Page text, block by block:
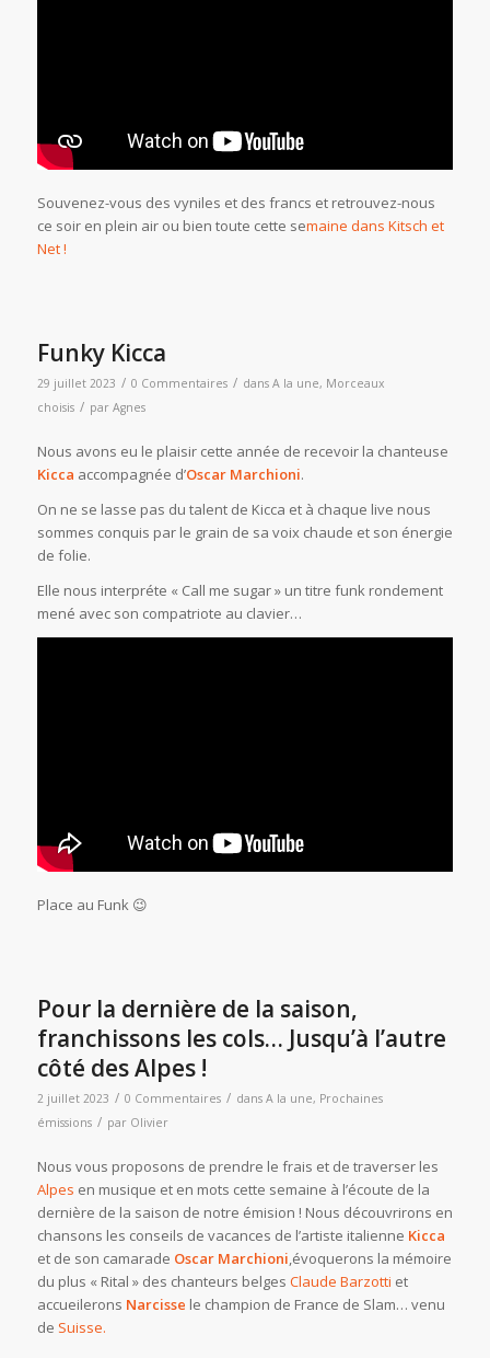
Souvenez-vous des vyniles et des francs et retrouvez-nous
ce soir en plein air ou bien toute cette semaine dans Kitsch et
Net !
Funky Kicca
29 juillet 2023 / 0 Commentaires / dans A la une, Morceaux
choisis / par Agnes
Nous avons eu le plaisir cette année de recevoir la chanteuse
Kicca accompagnée d’Oscar Marchioni.
On ne se lasse pas du talent de Kicca et à chaque live nous
sommes conquis par le grain de sa voix chaude et son énergie
de folie.
Elle nous interpréte « Call me sugar » un titre funk rondement
mené avec son compatriote au clavier…
Place au Funk 😉
Pour la dernière de la saison,
franchissons les cols… Jusqu’à l’autre
côté des Alpes !
2 juillet 2023 / 0 Commentaires / dans A la une, Prochaines
émissions / par Olivier
Nous vous proposons de prendre le frais et de traverser les
Alpes en musique et en mots cette semaine à l’écoute de la
dernière de la saison de notre émision ! Nous découvrirons en
chansons les conseils de vacances de l’artiste italienne Kicca
et de son camarade Oscar Marchioni,évoquerons la mémoire
du plus « Rital » des chanteurs belges Claude Barzotti et
accueilerons Narcisse le champion de France de Slam… venu
de Suisse.